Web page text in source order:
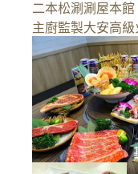
二本松涮涮屋本館
主廚監製大安高